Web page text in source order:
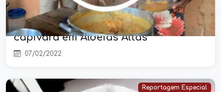
realizada todo sábado pela
associação de moradores do bairro
capivara em Aldeias Altas
07/02/2022
Reportagem Especial